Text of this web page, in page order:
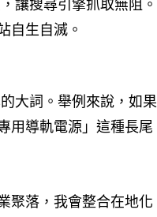
讓搜尋引擎抓取無阻。
自生自滅。
大詞。舉例來說，如果
用導軌電源」這種長尾
聚落，我會整合在地化